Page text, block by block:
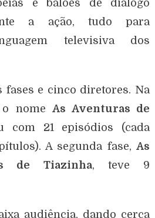
e balões de diálogo
a ação, tudo para
televisiva dos
fases e cinco diretores. Na
o nomeAs Aventuras de
21 episódios (cada
A segunda fase,As
de Tiazinha, teve 9
audiência, dando cerca